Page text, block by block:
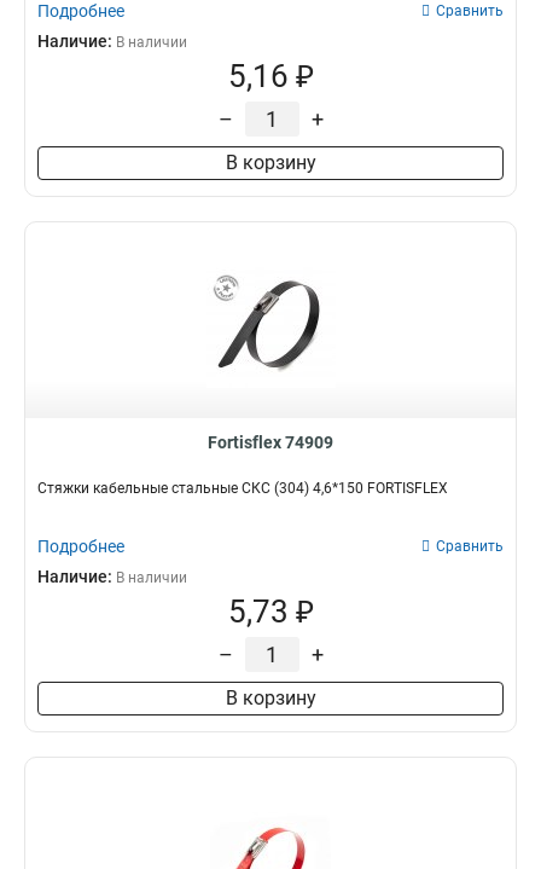
Подробнее Сравнить
Наличие: В наличии
5,16 ₽
– +
В корзину
Fortisflex 74909
Стяжки кабельные стальные СКС (304) 4,6*150 FORTISFLEX
Подробнее Сравнить
Наличие: В наличии
5,73 ₽
– +
В корзину